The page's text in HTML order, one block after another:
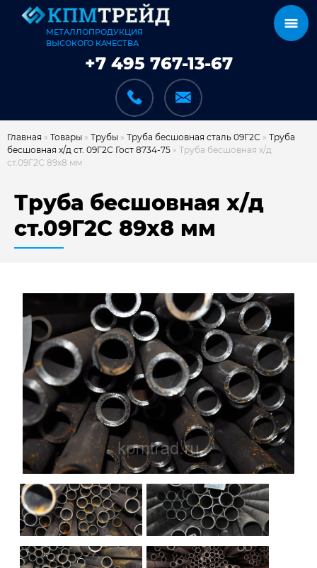
МЕТАЛЛОПРОДУКЦИЯ
ВЫСОКОГО КАЧЕСТВА
+7 495 767-13-67
ДОСТАВКА И ОПЛАТА
НАШИ ОБЪЕКТЫ
ОТЗЫВЫ
О НАС
БЛОГ
КОНТАКТЫ
Главная » Товары » Трубы » Труба бесшовная сталь 09Г2С » Труба
бесшовная х/д ст. 09Г2С Гост 8734-75 » Труба бесшовная х/д
ст.09Г2С 89х8 мм
Труба бесшовная х/д
ст.09Г2С 89х8 мм